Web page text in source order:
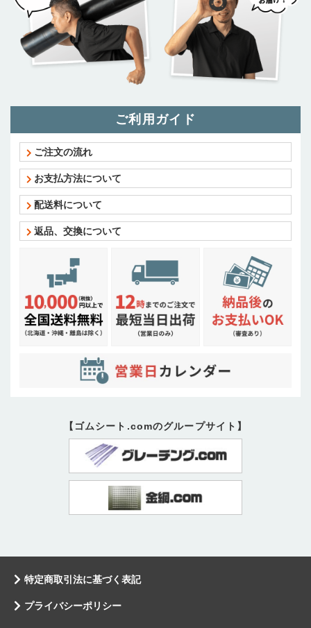
ご利用ガイド
ご注文の流れ
お支払方法について
配送料について
返品、交換について
【ゴムシート.comのグループサイト】
特定商取引法に基づく表記
プライバシーポリシー